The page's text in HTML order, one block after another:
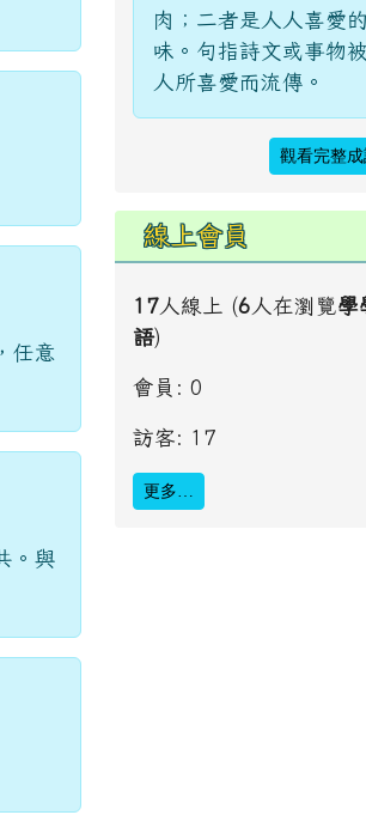
任意
。與
肉；二者是人人喜愛
味。句指詩文或事物
人所喜愛而流傳。
觀看完整
線上會員
17 人線上 (6 人在瀏覽學
語)
會員: 0
訪客: 17
更多…